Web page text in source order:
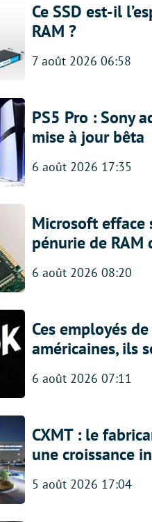
Ce SSD est-il
RAM ?
7 août 2026 06:58
PS5 Pro : Sony
mise à jour bêta
6 août 2026 17:35
Microsoft efface
pénurie de RAM
6 août 2026 08:20
Ces employés
américaines, ils
6 août 2026 07:11
CXMT : le
une croissance
5 août 2026 17:04